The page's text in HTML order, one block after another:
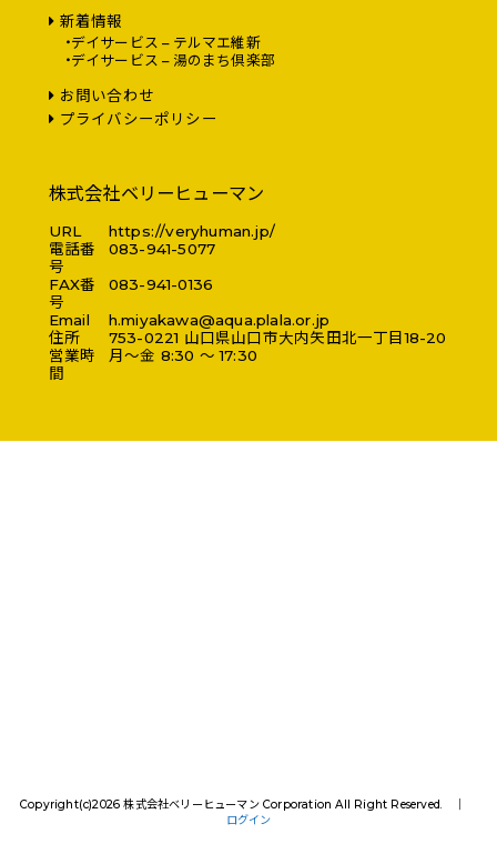
新着情報
デイサービス – テルマエ維新
デイサービス – 湯のまち倶楽部
お問い合わせ
プライバシーポリシー
株式会社ベリーヒューマン
URL
https://veryhuman.jp/
電話番
号
083-941-5077
FAX番
号
083-941-0136
Email
h.miyakawa@aqua.plala.or.jp
住所
753-0221 山口県山口市大内矢田北一丁目18-20
営業時
間
月～金 8:30 ～ 17:30
Copyright(c)2026 株式会社ベリーヒューマン Corporation All Right Reserved. │
ログイン